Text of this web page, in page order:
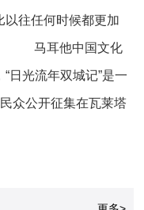
以往任何时候都更加
。 马耳他中国文化
日光流年双城记”是一
众公开征集在瓦莱塔